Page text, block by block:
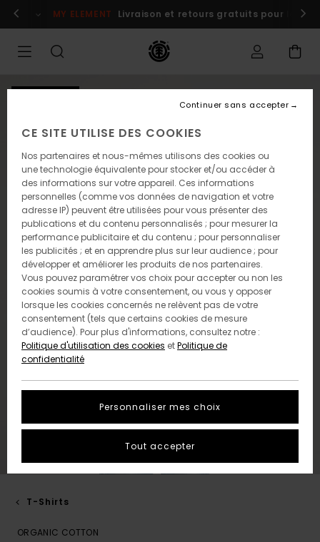
l'information
maintenantMY ELEMENT Livraison et retours gratuits pour les
T-Shirts
ORGANIC COTTON
CE SITE UTILISE DES COOKIES
Nos partenaires et nous-mêmes utilisons des cookies ou
une technologie équivalente pour stocker et/ou accéder à
des informations sur votre appareil. Ces informations
personnelles (comme vos données de navigation et votre
adresse IP) peuvent être utilisées pour vous présenter des
publications et du contenu personnalisés ; pour mesurer la
performance publicitaire et du contenu ; pour personnaliser
les publicités ; et en apprendre plus sur leur audience ; pour
développer et améliorer les produits de nos partenaires.
Vous pouvez paramétrer vos choix pour accepter ou non les
cookies soumis à votre consentement, ou vous y opposer
lorsque les cookies concernés ne relèvent pas de votre
consentement (tels que certains cookies de mesure
d’audience). Pour plus d'informations, consultez notre :
Politique d'utilisation des cookies etPolitique de
confidentialité
Personnaliser mes choix
Continuer sans accepter
Tout accepter